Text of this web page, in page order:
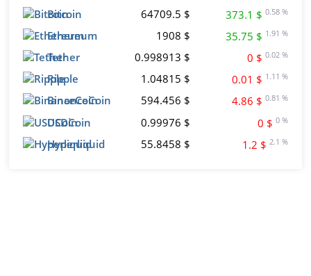
Bitcoin 64709.5 $ 373.1 $ 0.58 %
Ethereum 1908 $ 35.75 $ 1.91 %
Tether 0.998913 $ 0 $ 0.02 %
Ripple 1.04815 $ 0.01 $ 1.11 %
BinanceCoin 594.456 $ 4.86 $ 0.81 %
USDCoin 0.99976 $ 0 $ 0 %
Hyperliquid 55.8458 $ 1.2 $ 2.1 %